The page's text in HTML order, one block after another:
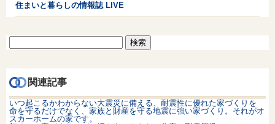
住まいと暮らしの情報誌 LIVE
関連記事
いつ起こるかわからない大震災に備える、耐震性に優れた家づくりを
命を守るだけでなく、家族と財産を守る地震に強い家づくり。それがオ
スカーホームの家です。